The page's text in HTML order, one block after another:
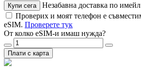
Купи сега
Незабавна доставка по
Проверих и моят телефон е
eSIM. Проверете тук
От колко eSIM-и имаш нужда?
Плати с карта